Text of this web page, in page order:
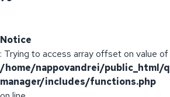
Notice
: Trying to access array offset on value of
/home/nappovandrei/public_html/
manager/includes/functions.php